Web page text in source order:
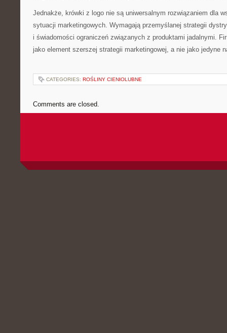
Jednakże, krówki z logo nie są uniwersalnym rozwiązaniem dla
sytuacji marketingowych. Wymagają przemyślanej strategii
i świadomości ograniczeń związanych z produktami jadalnymi.
jako element szerszej strategii marketingowej, a nie jako jedyne
CATEGORIES: ROŚLINY CIENIOLUBNE
Comments are closed.